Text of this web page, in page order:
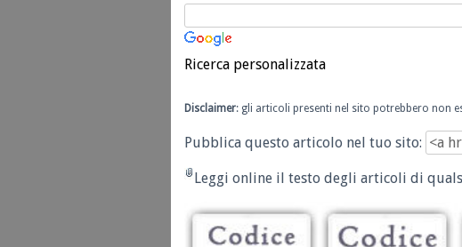
Ricerca personalizzata
Disclaimer: gli articoli presenti nel sito potrebbero non
Pubblica questo articolo nel tuo sito:
Leggi online il testo degli articoli di